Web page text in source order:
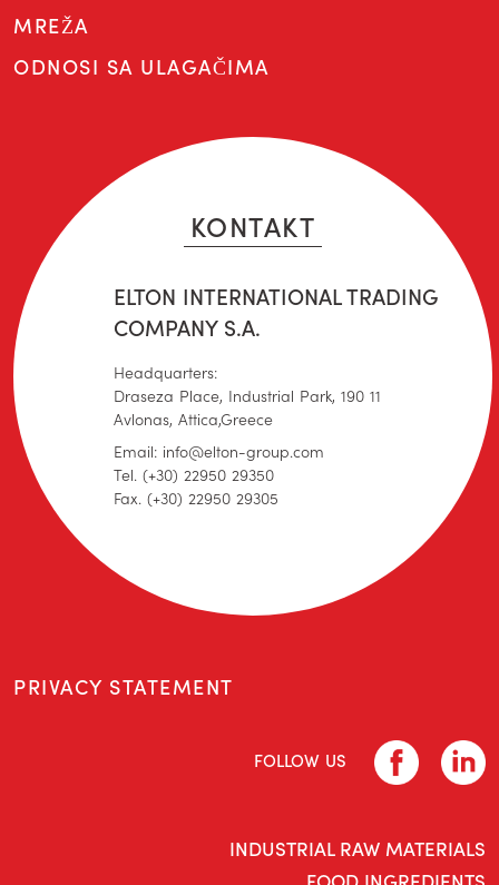
MREŽA
ODNOSI SA ULAGAČIMA
KONTAKT
ELTON INTERNATIONAL TRADING
COMPANY S.A.
Headquarters:
Draseza Place, Industrial Park, 190 11
Avlonas, Attica,Greece
Email: info@elton-group.com
Tel. (+30) 22950 29350
Fax. (+30) 22950 29305
PRIVACY STATEMENT
FOLLOW US
INDUSTRIAL RAW MATERIALS